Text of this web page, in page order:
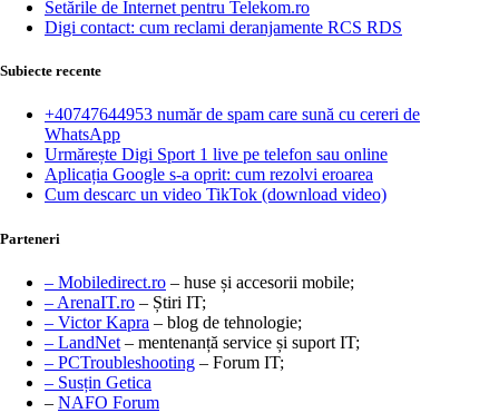
Setările de Internet pentru Telekom.ro
Digi contact: cum reclami deranjamente RCS RDS
Subiecte recente
+40747644953 număr de spam care sună cu cereri de
WhatsApp
Urmărește Digi Sport 1 live pe telefon sau online
Aplicația Google s-a oprit: cum rezolvi eroarea
Cum descarc un video TikTok (download video)
Parteneri
– Mobiledirect.ro – huse și accesorii mobile;
– ArenaIT.ro – Știri IT;
– Victor Kapra – blog de tehnologie;
– LandNet – mentenanță service și suport IT;
– PCTroubleshooting – Forum IT;
– Susțin Getica
– NAFO Forum